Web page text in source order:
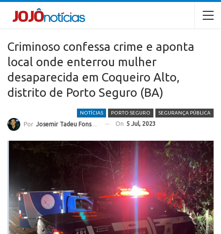
Criminoso confessa crime e aponta
local onde enterrou mulher
desaparecida em Coqueiro Alto,
distrito de Porto Seguro (BA)
NOTÍCIAS PORTO SEGURO SEGURANÇA PÚBLICA
Por Josemir Tadeu Fonseca On 5 Jul, 2023